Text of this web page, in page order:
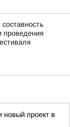
проведения
новый проект в